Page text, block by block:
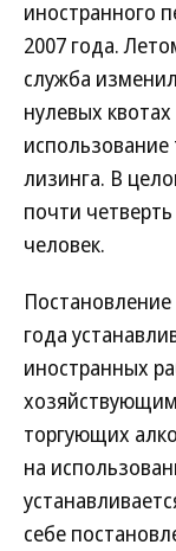
иностранного
2007 года.
служба
нулевых
лизинга. В
почти
человек.
Постановление
года
иностранных
торгующих
на
себе